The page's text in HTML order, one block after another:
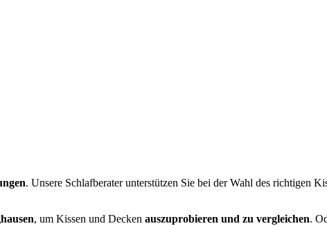
. Unsere Schlafberater unterstützen Sie bei der Wahl des richtigen
, um Kissen und Decken auszuprobieren und zu vergleichen.